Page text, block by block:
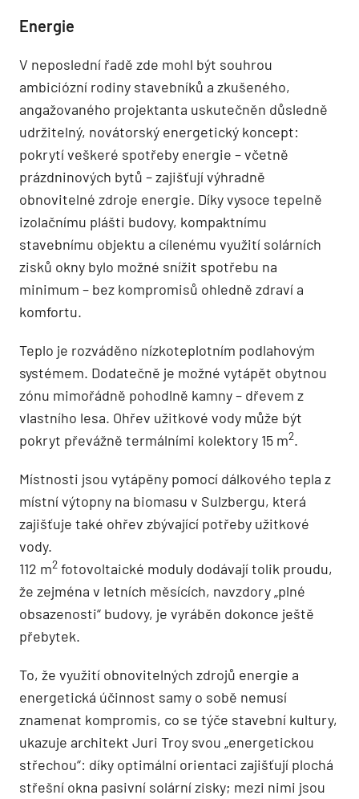
Energie
V neposlední řadě zde mohl být souhrou
ambiciózní rodiny stavebníků a zkušeného,
angažovaného projektanta uskutečněn důsledně
udržitelný, novátorský energetický koncept:
pokrytí veškeré spotřeby energie – včetně
prázdninových bytů – zajišťují výhradně
obnovitelné zdroje energie. Díky vysoce tepelně
izolačnímu plášti budovy, kompaktnímu
stavebnímu objektu a cílenému využití solárních
zisků okny bylo možné snížit spotřebu na
minimum – bez kompromisů ohledně zdraví a
komfortu.
Teplo je rozváděno nízkoteplotním podlahovým
systémem. Dodatečně je možné vytápět obytnou
zónu mimořádně pohodlně kamny – dřevem z
vlastního lesa. Ohřev užitkové vody může být
pokryt převážně termálními kolektory 15 m2.
Místnosti jsou vytápěny pomocí dálkového tepla z
místní výtopny na biomasu v Sulzbergu, která
zajišťuje také ohřev zbývající potřeby užitkové
vody.
112 m2 fotovoltaické moduly dodávají tolik proudu,
že zejména v letních měsících, navzdory „plné
obsazenosti“ budovy, je vyráběn dokonce ještě
přebytek.
To, že využití obnovitelných zdrojů energie a
energetická účinnost samy o sobě nemusí
znamenat kompromis, co se týče stavební kultury,
ukazuje architekt Juri Troy svou „energetickou
střechou“: díky optimální orientaci zajišťují plochá
střešní okna pasivní solární zisky; mezi nimi jsou